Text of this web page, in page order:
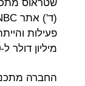
מיליון דולר ל-800 מיליון דולר.